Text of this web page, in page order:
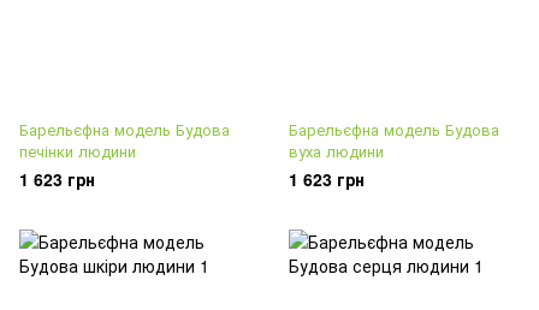
Барельєфна модель Будова
печінки людини
1 623 грн
Барельєфна модель Будова
вуха людини
1 623 грн